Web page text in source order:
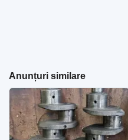
Anunțuri similare